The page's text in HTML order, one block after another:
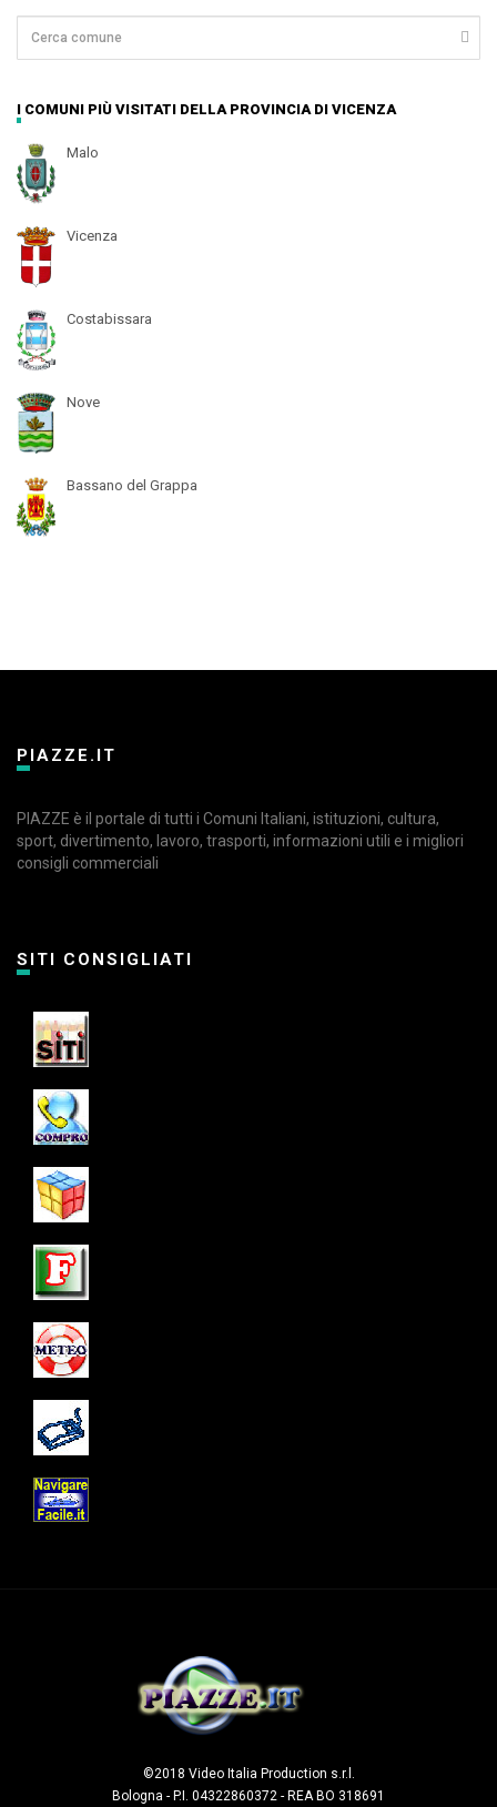
I COMUNI PIÙ VISITATI DELLA PROVINCIA DI VICENZA
Malo
Vicenza
Costabissara
Nove
Bassano del Grappa
PIAZZE.IT
PIAZZE è il portale di tutti i Comuni Italiani, istituzioni, cultura,
sport, divertimento, lavoro, trasporti, informazioni utili e i migliori
consigli commerciali
SITI CONSIGLIATI
©2018 Video Italia Production s.r.l.
Bologna - P.I. 04322860372 - REA BO 318691